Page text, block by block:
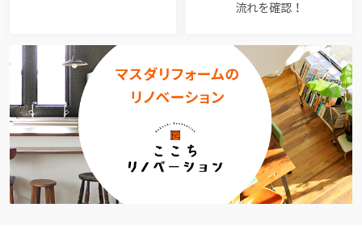
流れを確認！